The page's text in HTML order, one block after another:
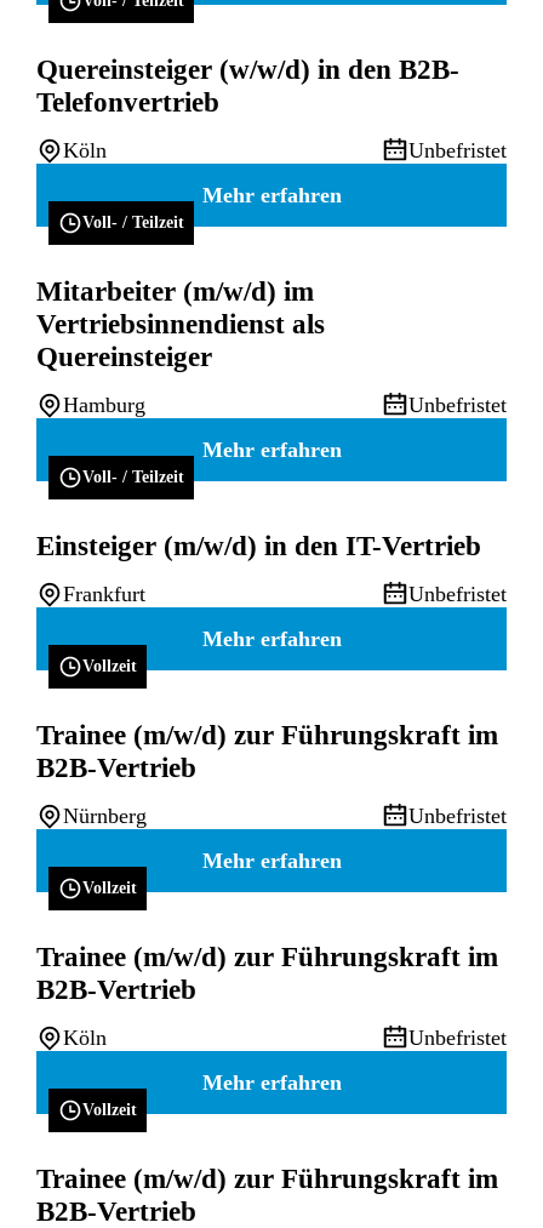
Quereinsteiger (w/w/d) in den B2B-
Telefonvertrieb
Köln
Unbefristet
Mehr erfahren
Voll- / Teilzeit
Mitarbeiter (m/w/d) im
Vertriebsinnendienst als
Quereinsteiger
Hamburg
Unbefristet
Mehr erfahren
Voll- / Teilzeit
Einsteiger (m/w/d) in den IT-Vertrieb
Frankfurt
Unbefristet
Mehr erfahren
Vollzeit
Trainee (m/w/d) zur Führungskraft im
B2B-Vertrieb
Nürnberg
Unbefristet
Mehr erfahren
Vollzeit
Trainee (m/w/d) zur Führungskraft im
B2B-Vertrieb
Köln
Unbefristet
Mehr erfahren
Vollzeit
Trainee (m/w/d) zur Führungskraft im
B2B-Vertrieb